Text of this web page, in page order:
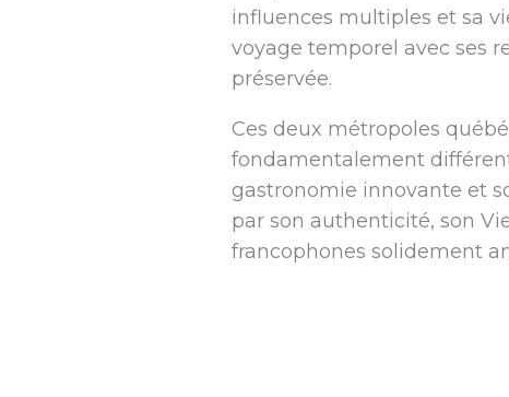
influences multiples et sa
voyage temporel avec ses
préservée.
Ces deux métropoles
fondamentalement
gastronomie innovante et
par son authenticité, son
francophones solidement